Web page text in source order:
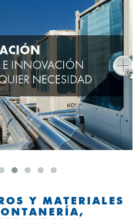
Y MATERIALES